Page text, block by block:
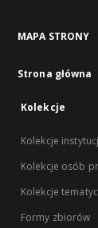
MAPA STRONY
Strona główna
Kolekcje
Kolekcje
Kolekcje osób
Kolekcje
Formy zbiorów